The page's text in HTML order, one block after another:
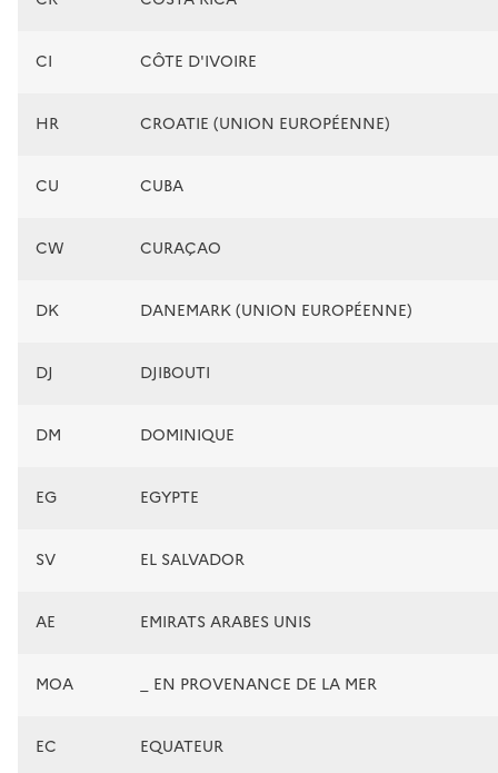
CI CÔTE D'IVOIRE
HR CROATIE (UNION EUROPÉENNE)
CU CUBA
CW CURAÇAO
DK DANEMARK (UNION EUROPÉENNE)
DJ DJIBOUTI
DM DOMINIQUE
EG EGYPTE
SV EL SALVADOR
AE EMIRATS ARABES UNIS
MOA _ EN PROVENANCE DE LA MER
EC EQUATEUR